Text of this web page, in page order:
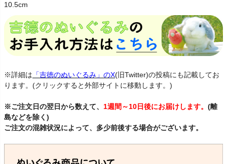
10.5cm
※詳細は 「吉徳のぬいぐるみ」のX(旧Twitter)の投稿にも記載してお
ります。(クリックすると外部サイトに移動します。)
※ご注文日の翌日から数えて、 1週間～10日後にお届けします。 (離
島などを除く)
ご注文の混雑状況によって、多少前後する場合がございます。